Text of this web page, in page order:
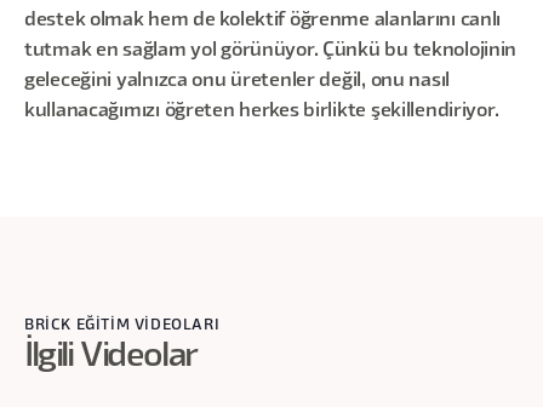
destek olmak hem de kolektif öğrenme alanlarını canlı
tutmak en sağlam yol görünüyor. Çünkü bu teknolojinin
geleceğini yalnızca onu üretenler değil, onu nasıl
kullanacağımızı öğreten herkes birlikte şekillendiriyor.
BRİCK EĞİTİM VİDEOLARI
İlgili Videolar